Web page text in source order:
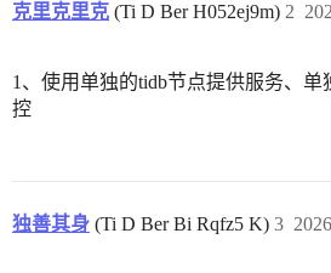
克里克里克 (Ti D Ber H052ej9m) 2
1、使用单独的tidb节点提供服务、
控
独善其身 (Ti D Ber Bi Rqfz5 K) 3